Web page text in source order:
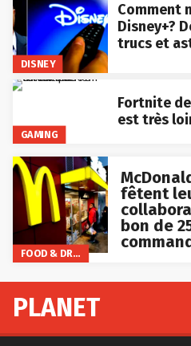
DISNEY
Comment
Disney+?
trucs et
GAMING
Fortnite
est très
FOOD & DRINKS
fêtent
bon de
PLANET